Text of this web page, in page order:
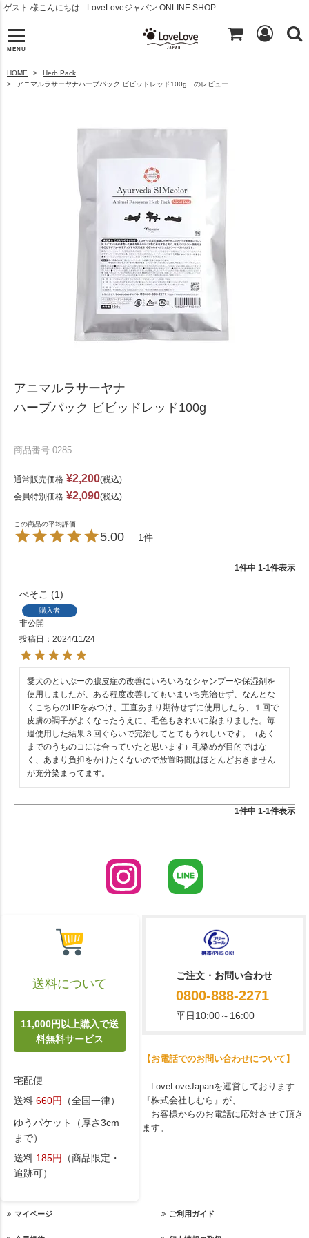
LoveLoveジャパン ONLINE SHOP
ゲスト 様こんにちは
MENU
HOME
Herb Pack
アニマルラサーヤナハーブパック ビビッドレッド100g のレビュー
アニマルラサーヤナ
ハーブパック ビビッドレッド100g
商品番号 0285
通常販売価格 ¥2,200 税込
会員特別価格 ¥2,090 税込
5.00 1
1件中 1-1件表示
ぺそこ 1
購入者
非公開
投稿日
2024/11/24
愛犬のといぷーの膿皮症の改善にいろいろなシャンプーや保湿剤を
使用しましたが、ある程度改善してもいまいち完治せず、なんとな
くこちらのHPをみつけ、正直あまり期待せずに使用したら、１回で
皮膚の調子がよくなったうえに、毛色もきれいに染まりました。毎
週使用した結果３回ぐらいで完治してとてもうれしいです。（あく
までのうちのコには合っていたと思います）毛染めが目的ではな
く、あまり負担をかけたくないので放置時間はほとんどおきません
が充分染まってます。
1件中 1-1件表示
送料について
11,000円以上購入で送
料無料サービス
宅配便
送料 660円
（全国一律）
ゆうパケット（厚さ3cm
まで）
送料 185円
（商品限定・
追跡可）
ご注文・お問い合わせ
0800-888-2271
平日10:00～16:00
【お電話でのお問い合わせについて】
LoveLoveJapanを運営しております
『株式会社しむら』が、
お客様からのお電話に応対させて頂き
ます。
マイページ ご利用ガイド